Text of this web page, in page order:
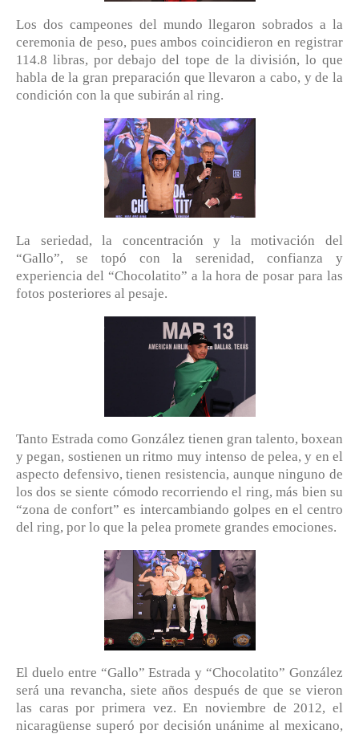
Los dos campeones del mundo llegaron sobrados a la
ceremonia de peso, pues ambos coincidieron en registrar
114.8 libras, por debajo del tope de la división, lo que
habla de la gran preparación que llevaron a cabo, y de la
condición con la que subirán al ring.
La seriedad, la concentración y la motivación del
“Gallo”, se topó con la serenidad, confianza y
experiencia del “Chocolatito” a la hora de posar para las
fotos posteriores al pesaje.
Tanto Estrada como González tienen gran talento, boxean
y pegan, sostienen un ritmo muy intenso de pelea, y en el
aspecto defensivo, tienen resistencia, aunque ninguno de
los dos se siente cómodo recorriendo el ring, más bien su
“zona de confort” es intercambiando golpes en el centro
del ring, por lo que la pelea promete grandes emociones.
El duelo entre “Gallo” Estrada y “Chocolatito” González
será una revancha, siete años después de que se vieron
las caras por primera vez. En noviembre de 2012, el
nicaragüense superó por decisión unánime al mexicano,